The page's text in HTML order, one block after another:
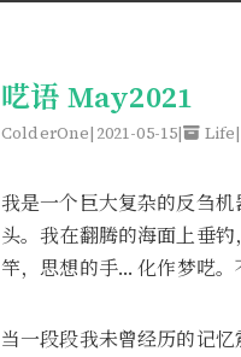
呓语 May2021
ColderOne 2021-05-15 Life
我是一个巨大复杂的反刍
头。我在翻腾的海面上垂
竿，思想的手… 化作梦呓。
当一段段我未曾经历的记